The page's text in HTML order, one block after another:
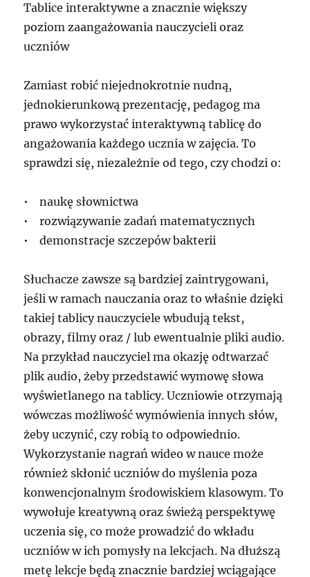
Tablice interaktywne a znacznie większy
poziom zaangażowania nauczycieli oraz
uczniów
Zamiast robić niejednokrotnie nudną,
jednokierunkową prezentację, pedagog ma
prawo wykorzystać interaktywną tablicę do
angażowania każdego ucznia w zajęcia. To
sprawdzi się, niezależnie od tego, czy chodzi o:
• naukę słownictwa
• rozwiązywanie zadań matematycznych
• demonstracje szczepów bakterii
Słuchacze zawsze są bardziej zaintrygowani,
jeśli w ramach nauczania oraz to właśnie dzięki
takiej tablicy nauczyciele wbudują tekst,
obrazy, filmy oraz / lub ewentualnie pliki audio.
Na przykład nauczyciel ma okazję odtwarzać
plik audio, żeby przedstawić wymowę słowa
wyświetlanego na tablicy. Uczniowie otrzymają
wówczas możliwość wymówienia innych słów,
żeby uczynić, czy robią to odpowiednio.
Wykorzystanie nagrań wideo w nauce może
również skłonić uczniów do myślenia poza
konwencjonalnym środowiskiem klasowym. To
wywołuje kreatywną oraz świeżą perspektywę
uczenia się, co może prowadzić do wkładu
uczniów w ich pomysły na lekcjach. Na dłuższą
metę lekcje będą znacznie bardziej wciągające